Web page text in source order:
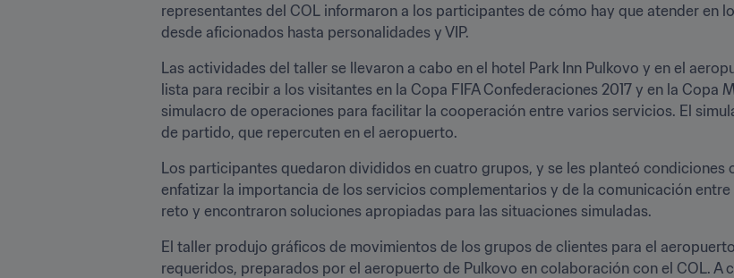
representantes del COL informaron a los participantes de cómo hay que atender en
desde aficionados hasta personalidades y VIP.
Las actividades del taller se llevaron a cabo en el hotel Park Inn Pulkovo y en el
lista para recibir a los visitantes en la Copa FIFA Confederaciones 2017 y en la Copa
simulacro de operaciones para facilitar la cooperación entre varios servicios. El
de partido, que repercuten en el aeropuerto.
Los participantes quedaron divididos en cuatro grupos, y se les planteó condiciones
enfatizar la importancia de los servicios complementarios y de la comunicación
reto y encontraron soluciones apropiadas para las situaciones simuladas.
El taller produjo gráficos de movimientos de los grupos de clientes para el
requeridos, preparados por el aeropuerto de Pulkovo en colaboración con el COL.